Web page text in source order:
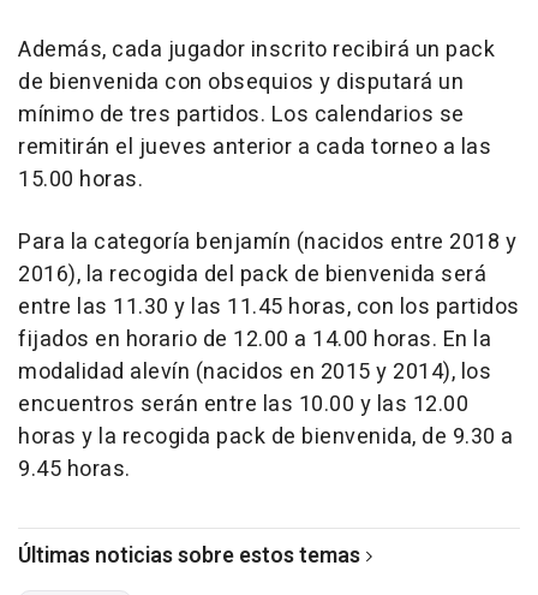
Además, cada jugador inscrito recibirá un pack
de bienvenida con obsequios y disputará un
mínimo de tres partidos. Los calendarios se
remitirán el jueves anterior a cada torneo a las
15.00 horas.
Para la categoría benjamín (nacidos entre 2018 y
2016), la recogida del pack de bienvenida será
entre las 11.30 y las 11.45 horas, con los partidos
fijados en horario de 12.00 a 14.00 horas. En la
modalidad alevín (nacidos en 2015 y 2014), los
encuentros serán entre las 10.00 y las 12.00
horas y la recogida pack de bienvenida, de 9.30 a
9.45 horas.
Últimas noticias sobre estos temas